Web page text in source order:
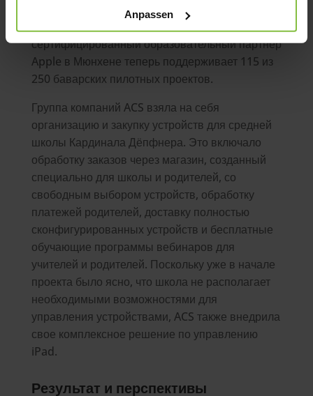
Anpassen
в Баварии уже было реализовано около 300
подобных проектов. Кроме того,
сертифицированный образовательный партнер
Apple в Мюнхене теперь поддерживает 115 из
250 баварских пилотных проектов.
Группа компаний ACS взяла на себя
организацию и закупку устройств для средней
школы Кардинала Дёпфнера. Это включало
обработку заказов через магазин, созданный
специально для школы и родителей, со
свободным выбором устройств, обработку
платежей родителей, доставку полностью
сконфигурированных устройств и бесплатные
обучающие программы вебинаров для
учителей и родителей. Поскольку уже в начале
проекта было ясно, что школа не располагает
необходимыми возможностями для
управления устройствами, ACS также внедрила
свое комплексное решение по управлению
iPad.
Результат и перспективы